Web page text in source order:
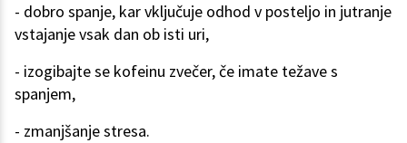
- dobro spanje, kar vključuje odhod v posteljo in jutranje
vstajanje vsak dan ob isti uri,
- izogibajte se kofeinu zvečer, če imate težave s
spanjem,
- zmanjšanje stresa.